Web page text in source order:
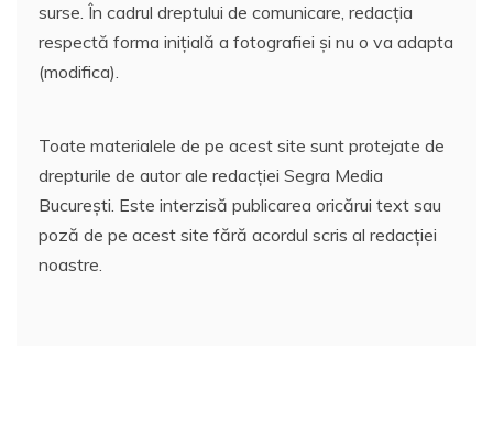
surse. În cadrul dreptului de comunicare, redacția
respectă forma inițială a fotografiei și nu o va adapta
(modifica).
Toate materialele de pe acest site sunt protejate de
drepturile de autor ale redacției Segra Media
București. Este interzisă publicarea oricărui text sau
poză de pe acest site fără acordul scris al redacției
noastre.